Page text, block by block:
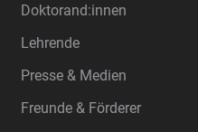
Doktorand:innen
Lehrende
Presse & Medien
Freunde & Förderer